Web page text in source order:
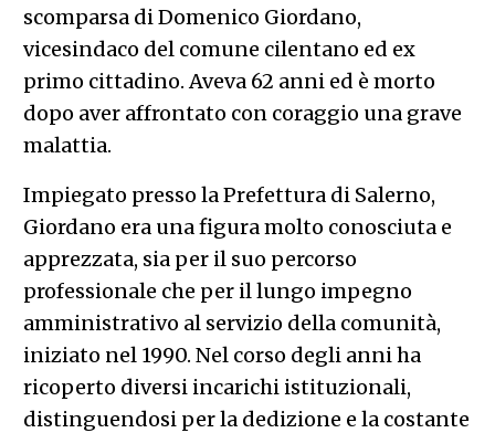
scomparsa di Domenico Giordano,
vicesindaco del comune cilentano ed ex
primo cittadino. Aveva 62 anni ed è morto
dopo aver affrontato con coraggio una grave
malattia.
Impiegato presso la Prefettura di Salerno,
Giordano era una figura molto conosciuta e
apprezzata, sia per il suo percorso
professionale che per il lungo impegno
amministrativo al servizio della comunità,
iniziato nel 1990. Nel corso degli anni ha
ricoperto diversi incarichi istituzionali,
distinguendosi per la dedizione e la costante